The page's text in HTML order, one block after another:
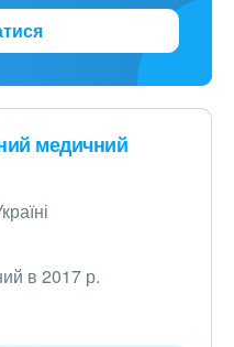
медичний
в 2017 р.